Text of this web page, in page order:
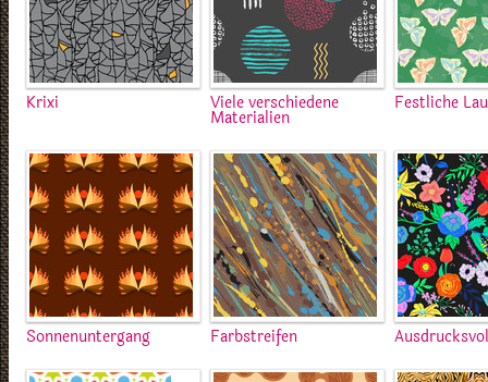
Krixi Viele verschiedene
Materialien
Festliche
Sonnenuntergang Farbstreifen